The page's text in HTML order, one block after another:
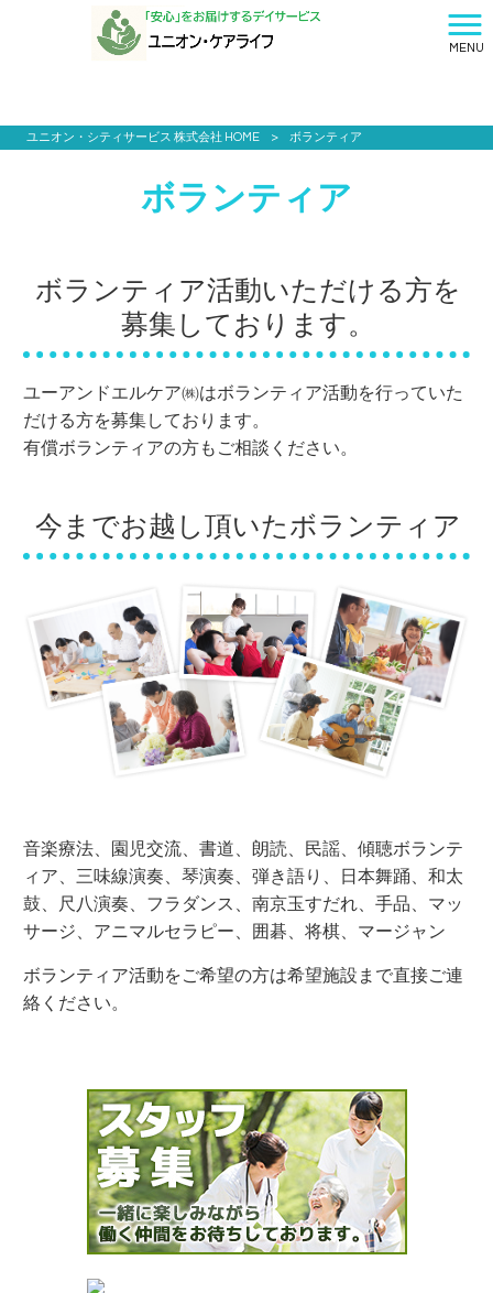
MENU
ユニオン・シティサービス 株式会社 HOME > ボランティア
ボランティア
ボランティア活動いただける方を
募集しております。
ユーアンドエルケア㈱はボランティア活動を行っていた
だける方を募集しております。
有償ボランティアの方もご相談ください。
今までお越し頂いたボランティア
音楽療法、園児交流、書道、朗読、民謡、傾聴ボランテ
ィア、三味線演奏、琴演奏、弾き語り、日本舞踊、和太
鼓、尺八演奏、フラダンス、南京玉すだれ、手品、マッ
サージ、アニマルセラピー、囲碁、将棋、マージャン
ボランティア活動をご希望の方は希望施設まで直接ご連
絡ください。